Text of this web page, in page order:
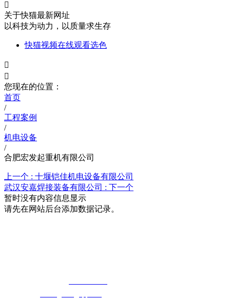

关于快猫最新网址
以科技为动力，以质量求生存
快猫视频在线观看选色


您现在的位置：
首页
/
工程案例
/
机电设备
/
合肥宏发起重机有限公司
上一个 : 十堰铠佳机电设备有限公司
武汉安嘉焊接装备有限公司 : 下一个
暂时没有内容信息显示
请先在网站后台添加数据记录。